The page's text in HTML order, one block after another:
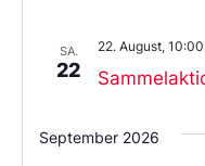
SA.
22
22. August, 10:00
September 2026